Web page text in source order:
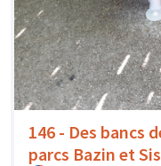
146 - Des bancs
parcs Bazin et